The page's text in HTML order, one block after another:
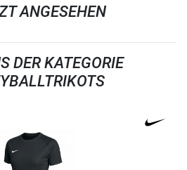
ANGESEHEN
DER KATEGORIE